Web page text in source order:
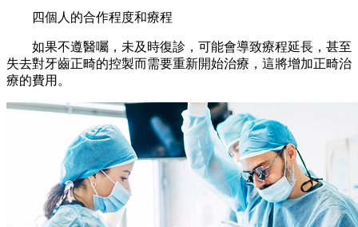
四個人的合作程度和療程
如果不遵醫囑，未及時復診，可能會導致療程延長，甚至
失去對牙齒正畸的控製而需要重新開始治療，這將增加正畸治
療的費用。